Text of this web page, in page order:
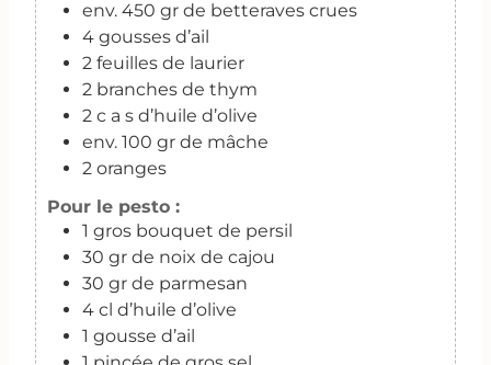
env. 450 gr de betteraves crues
4 gousses d’ail
2 feuilles de laurier
2 branches de thym
2 c a s d’huile d’olive
env. 100 gr de mâche
2 oranges
Pour le pesto :
1 gros bouquet de persil
30 gr de noix de cajou
30 gr de parmesan
4 cl d’huile d’olive
1 gousse d’ail